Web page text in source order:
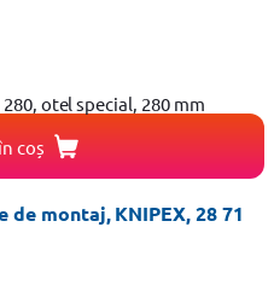
otel special, 280 mm
coș
montaj, KNIPEX, 28 71